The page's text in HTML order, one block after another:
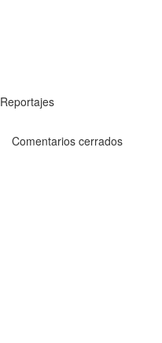
Reportajes
Comentarios cerrados